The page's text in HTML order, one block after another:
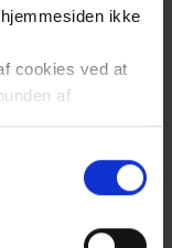
ikke
cookies ved at
af
hjemmeside
Synscenter
.
åbne
af